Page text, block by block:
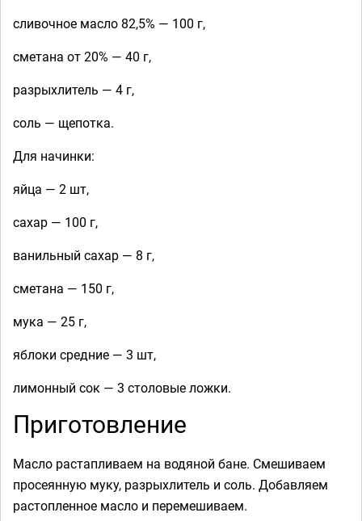
сливочное масло 82,5% — 100 г,
сметана от 20% — 40 г,
разрыхлитель — 4 г,
соль — щепотка.
Для начинки:
яйца — 2 шт,
сахар — 100 г,
ванильный сахар — 8 г,
сметана — 150 г,
мука — 25 г,
яблоки средние — 3 шт,
лимонный сок — 3 столовые ложки.
Приготовление
Масло растапливаем на водяной бане. Смешиваем
просеянную муку, разрыхлитель и соль. Добавляем
растопленное масло и перемешиваем.